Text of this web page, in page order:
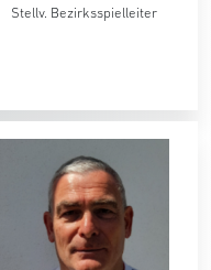
Stellv. Bezirksspielleiter